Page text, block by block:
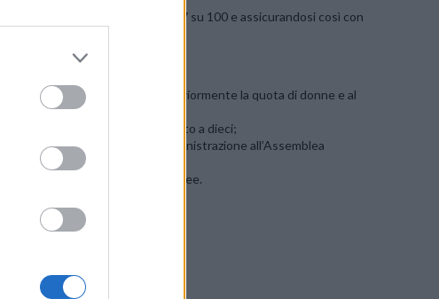
nove punti, arrivando a quota 87 su 100 e assicurandosi così con
i seguenti:
Sunrise ha aumentato ulteriormente la quota di donne e al
d’amministrazione è ora fissato a dieci;
trasferita dal Consiglio d’amministrazione all’Assemblea
nella registrazione dei nominee.
di Inrate AG)